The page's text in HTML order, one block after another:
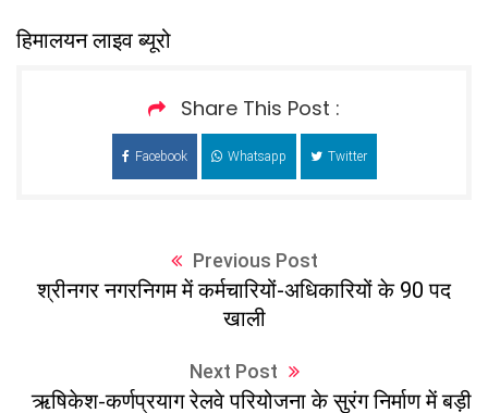
हिमालयन लाइव ब्यूरो
Share This Post :
Facebook Whatsapp Twitter
Previous Post
श्रीनगर नगरनिगम में कर्मचारियों-अधिकारियों के 90 पद
खाली
Next Post
ऋषिकेश-कर्णप्रयाग रेलवे परियोजना के सुरंग निर्माण में बड़ी